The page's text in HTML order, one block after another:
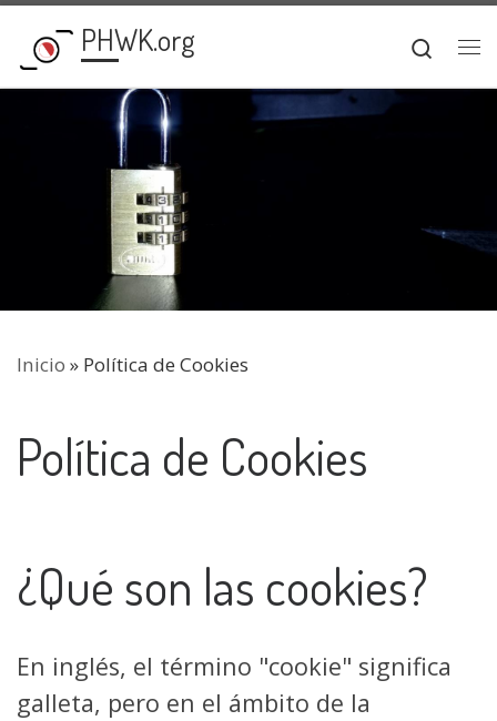
Saltar al contenido
PHWK.org
Inicio » Política de Cookies
Política de Cookies
¿Qué son las cookies?
En inglés, el término "cookie" significa
galleta, pero en el ámbito de la